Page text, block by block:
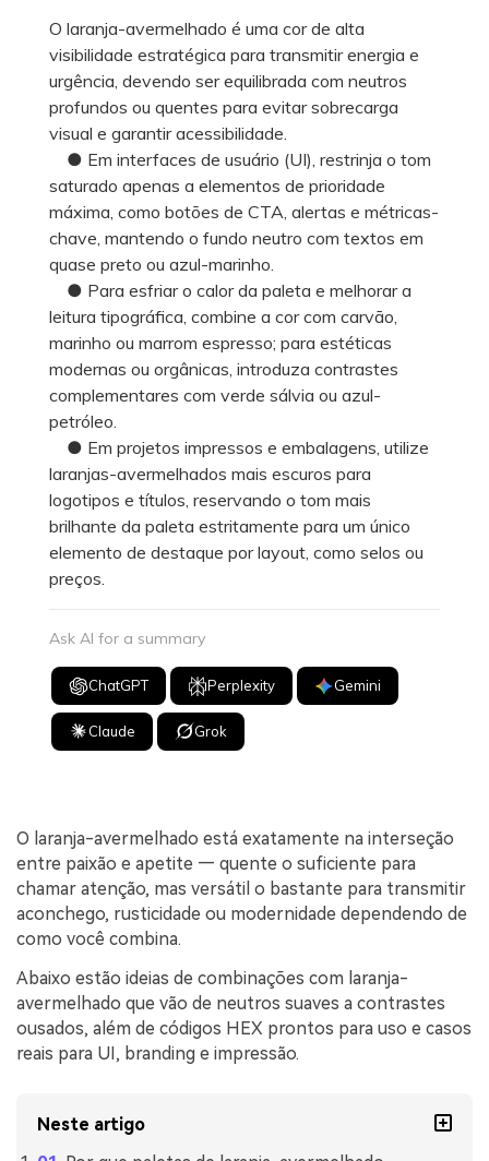
O laranja-avermelhado é uma cor de alta
visibilidade estratégica para transmitir energia e
urgência, devendo ser equilibrada com neutros
profundos ou quentes para evitar sobrecarga
visual e garantir acessibilidade.
● Em interfaces de usuário (UI), restrinja o tom
saturado apenas a elementos de prioridade
máxima, como botões de CTA, alertas e métricas-
chave, mantendo o fundo neutro com textos em
quase preto ou azul-marinho.
● Para esfriar o calor da paleta e melhorar a
leitura tipográfica, combine a cor com carvão,
marinho ou marrom espresso; para estéticas
modernas ou orgânicas, introduza contrastes
complementares com verde sálvia ou azul-
petróleo.
● Em projetos impressos e embalagens, utilize
laranjas-avermelhados mais escuros para
logotipos e títulos, reservando o tom mais
brilhante da paleta estritamente para um único
elemento de destaque por layout, como selos ou
preços.
Ask AI for a summary
ChatGPT Perplexity Gemini
Claude Grok
O laranja-avermelhado está exatamente na interseção
entre paixão e apetite — quente o suficiente para
chamar atenção, mas versátil o bastante para transmitir
aconchego, rusticidade ou modernidade dependendo de
como você combina.
Abaixo estão ideias de combinações com laranja-
avermelhado que vão de neutros suaves a contrastes
ousados, além de códigos HEX prontos para uso e casos
reais para UI, branding e impressão.
Neste artigo